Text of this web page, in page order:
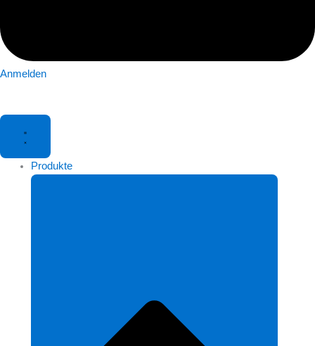
Anmelden
Produkte